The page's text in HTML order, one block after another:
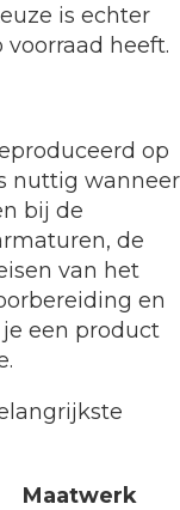
is echter
heeft.
op
nuttig wanneer
bij de
de
van het
en
een product
Maatwerk